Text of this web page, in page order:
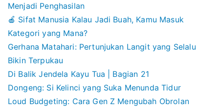
Menjadi Penghasilan
🍎 Sifat Manusia Kalau Jadi Buah, Kamu Masuk
Kategori yang Mana?
Gerhana Matahari: Pertunjukan Langit yang Selalu
Bikin Terpukau
Di Balik Jendela Kayu Tua | Bagian 21
Dongeng: Si Kelinci yang Suka Menunda Tidur
Loud Budgeting: Cara Gen Z Mengubah Obrolan